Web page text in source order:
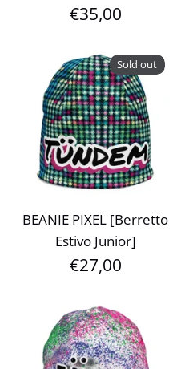
€35,00
BEANIE PIXEL [Berretto
Estivo Junior]
€27,00
Sold out